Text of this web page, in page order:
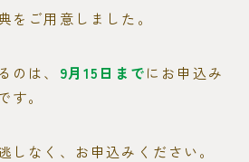
をご用意しました。
のは、 9月15日までにお申込み
す。
しなく、お申込みください。